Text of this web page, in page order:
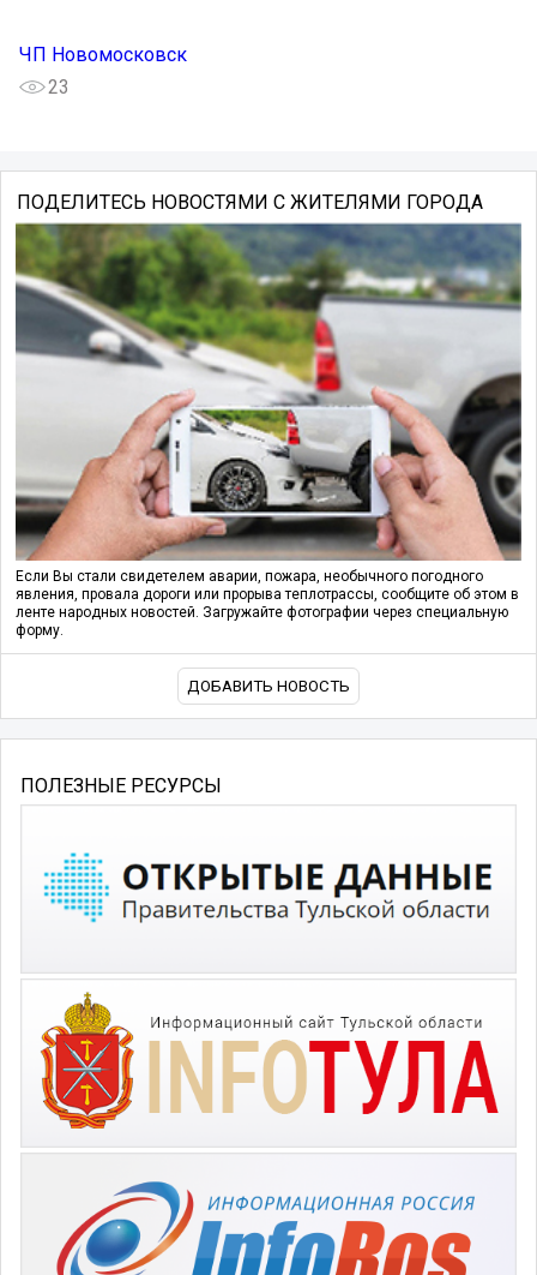
ЧП Новомосковск
23
ПОДЕЛИТЕСЬ НОВОСТЯМИ С ЖИТЕЛЯМИ ГОРОДА
Если Вы стали свидетелем аварии, пожара, необычного погодного
явления, провала дороги или прорыва теплотрассы, сообщите об этом в
ленте народных новостей. Загружайте фотографии через специальную
форму.
ДОБАВИТЬ НОВОСТЬ
ПОЛЕЗНЫЕ РЕСУРСЫ